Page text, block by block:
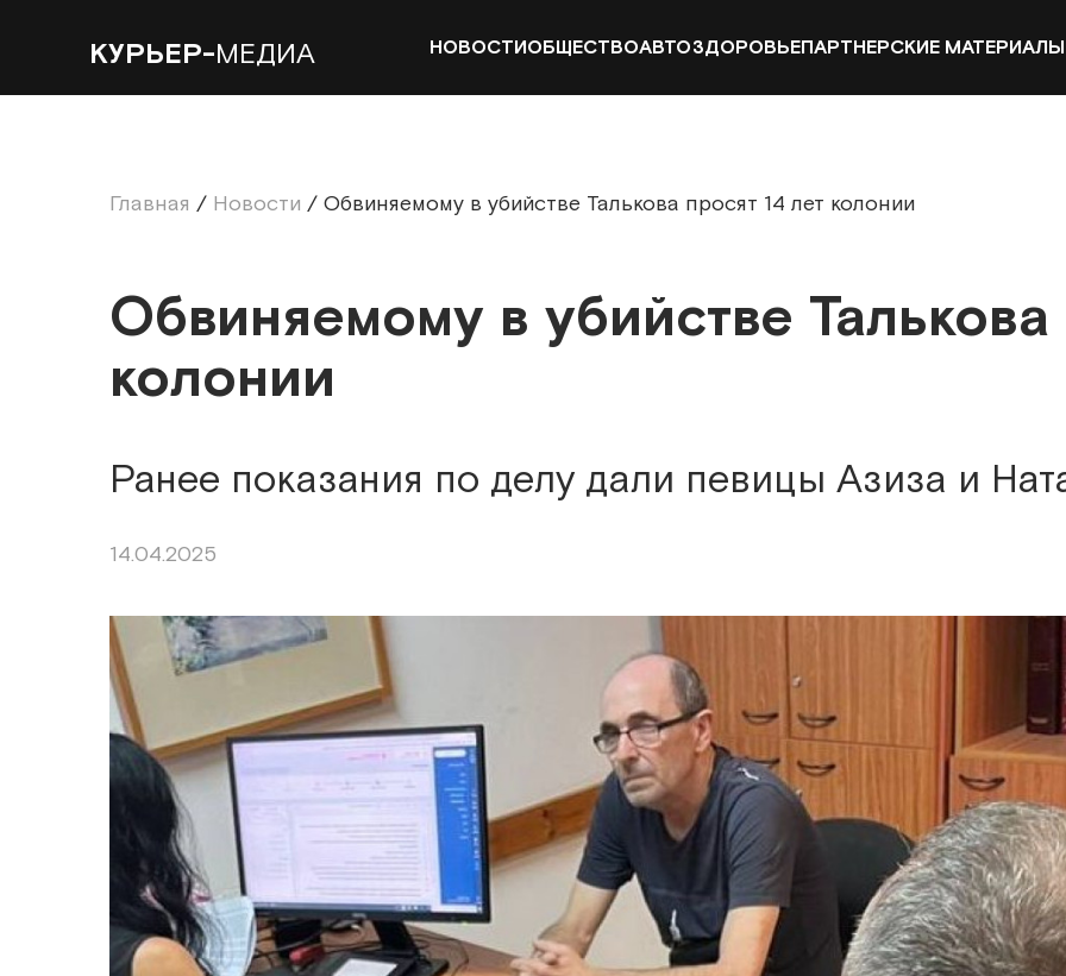
КУРЬЕР-МЕДИА НОВОСТИОБЩЕСТВОАВТОЗДОРОВЬЕПАРТНЕРСКИЕ МАТЕРИАЛЫ
Главная / Новости / Обвиняемому в убийстве Талькова просят 14 лет колонии
Обвиняемому в убийстве Талькова
колонии
Ранее показания по делу дали певицы Азиза и
14.04.2025